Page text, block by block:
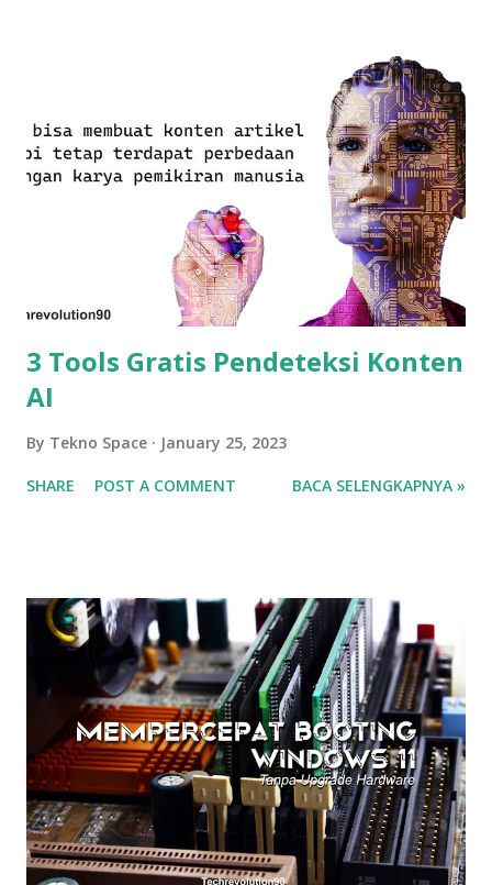
3 Tools Gratis Pendeteksi Konten
AI
By Tekno Space January 25, 2023
SHARE POST A COMMENT BACA SELENGKAPNYA »